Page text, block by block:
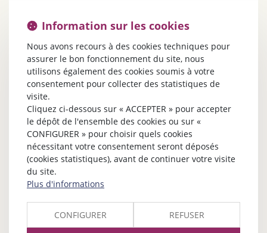
Information sur les cookies
Nous avons recours à des cookies techniques pour
assurer le bon fonctionnement du site, nous
utilisons également des cookies soumis à votre
consentement pour collecter des statistiques de
visite.
Cliquez ci-dessous sur « ACCEPTER » pour accepter
le dépôt de l'ensemble des cookies ou sur «
CONFIGURER » pour choisir quels cookies
nécessitant votre consentement seront déposés
(cookies statistiques), avant de continuer votre visite
du site.
Plus d'informations
CONFIGURER REFUSER